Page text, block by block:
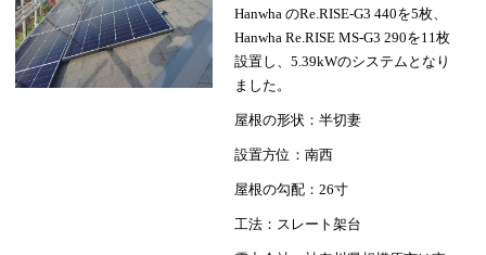
Hanwha のRe.RISE-G3 440を5枚、
Hanwha Re.RISE MS-G3 290を11枚
設置し、5.39kWのシステムとなり
ました。
屋根の形状：半切妻
設置方位：南西
屋根の勾配：26寸
工法：スレート架台